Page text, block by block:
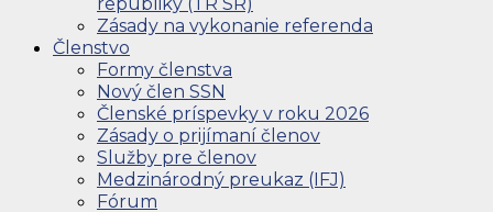
Zásady na vykonanie referenda
Členstvo
Formy členstva
Nový člen SSN
Členské príspevky v roku 2026
Zásady o prijímaní členov
Služby pre členov
Medzinárodný preukaz (IFJ)
Fórum